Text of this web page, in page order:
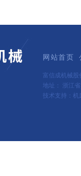
网站首页
富信成机械股
地址： 浙江
技术支持：机